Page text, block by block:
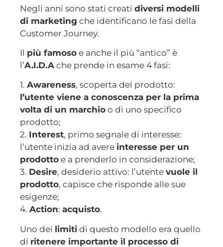
Negli anni sono stati creati diversi modelli
di marketing che identificano le fasi della
Customer Journey.
Il più famoso e anche il più “antico” è
l’A.I.D.A che prende in esame 4 fasi:
1. Awareness, scoperta del prodotto:
l’utente viene a conoscenza per la prima
volta di un marchio o di uno specifico
prodotto;
2. Interest, primo segnale di interesse:
l’utente inizia ad avere interesse per un
prodotto e a prenderlo in considerazione;
3. Desire, desiderio attivo: l’utente vuole il
prodotto, capisce che risponde alle sue
esigenze;
4. Action: acquisto.
Uno dei limiti di questo modello era quello
di ritenere importante il processo di